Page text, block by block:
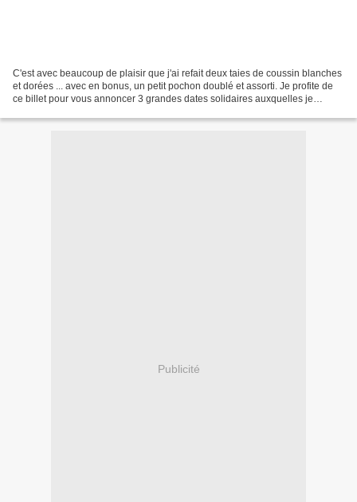
C'est avec beaucoup de plaisir que j'ai refait deux taies de coussin blanches
et dorées ... avec en bonus, un petit pochon doublé et assorti. Je profite de
ce billet pour vous annoncer 3 grandes dates solidaires auxquelles je
Publicité